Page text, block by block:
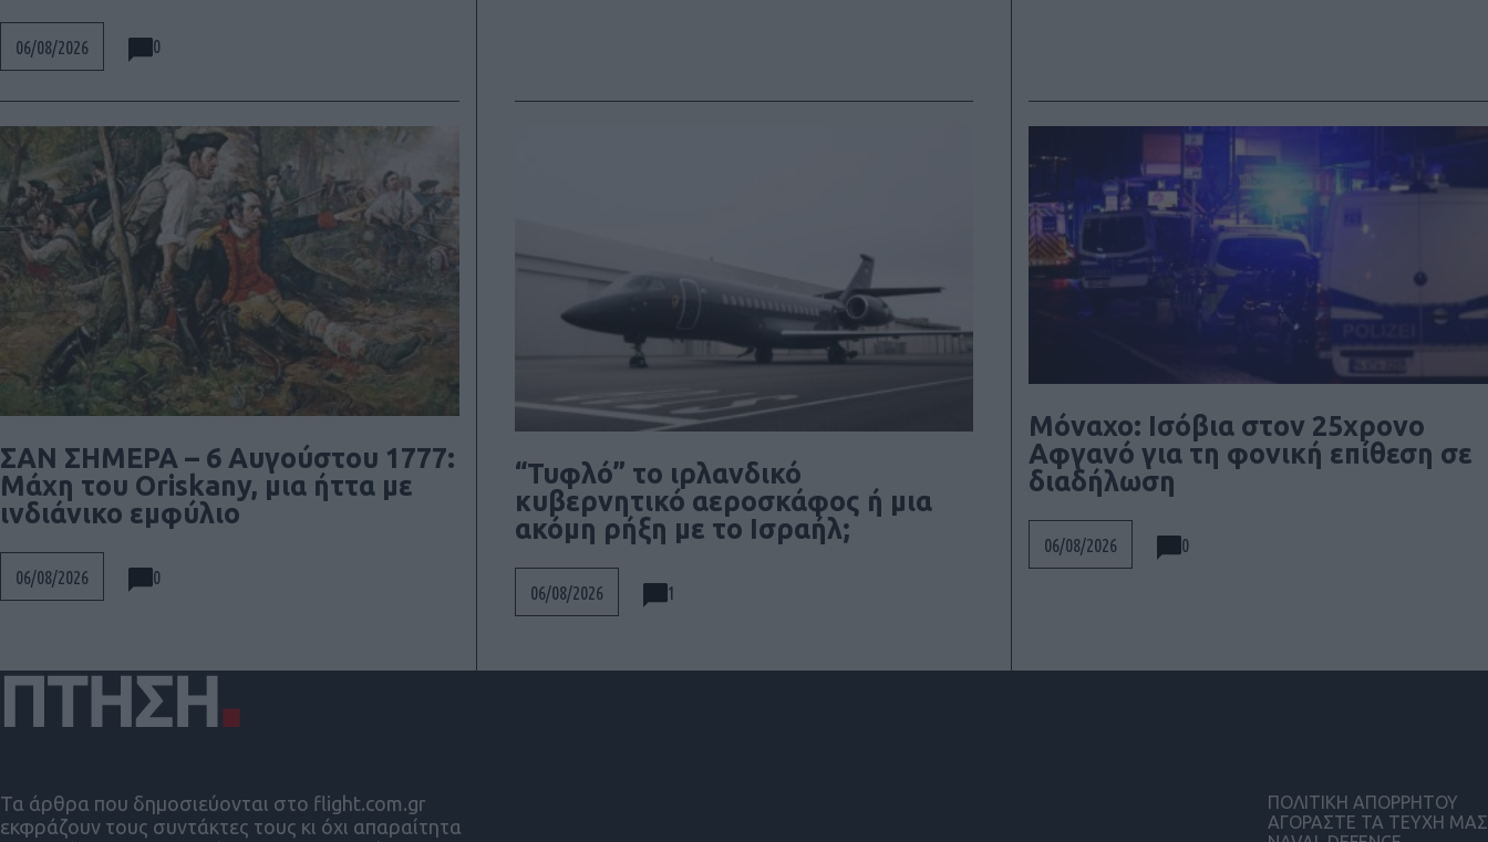
06/08/2026 0
ΣΑΝ ΣΗΜΕΡΑ – 6 Αυγούστου 1777:
Μάχη του Oriskany, μια ήττα με
ινδιάνικο εμφύλιο
06/08/2026 0
“Τυφλό” το ιρλανδικό
κυβερνητικό αεροσκάφος ή μια
ακόμη ρήξη με το Ισραήλ;
06/08/2026 1
Μόναχο: Ισόβια στον 25χρονο
Αφγανό για τη φονική επίθεση σε
διαδήλωση
06/08/2026 0
Τα άρθρα που δημοσιεύονται στο flight.com.gr
εκφράζουν τους συντάκτες τους κι όχι απαραίτητα
ΠΟΛΙΤΙΚΗ ΑΠΟΡΡΗΤΟΥ
ΑΓΟΡΑΣΤΕ ΤΑ ΤΕΥΧΗ ΜΑΣ